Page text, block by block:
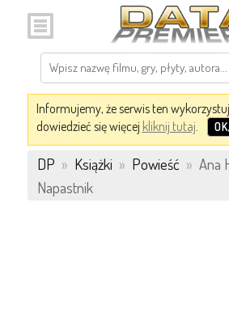
Informujemy, że serwis ten
dowiedzieć się więcej kliknij tutaj.
DP » Książki » Powieść » Ana
Napastnik